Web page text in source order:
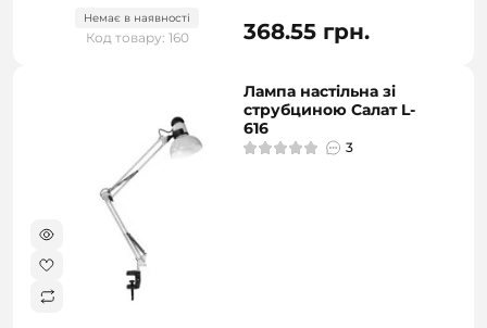
Немає в наявності
Код товару: 160 368.55 грн.
Лампа настільна зі
струбциною Салат L-
616
3